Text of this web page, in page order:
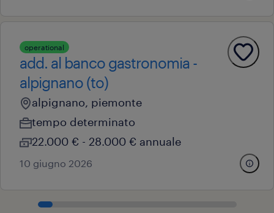
operational
add. al banco gastronomia -
alpignano (to)
alpignano, piemonte
tempo determinato
22.000 € - 28.000 € annuale
10 giugno 2026